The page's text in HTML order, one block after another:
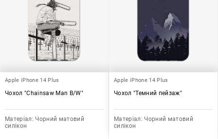
Apple iPhone 14 Plus
Чохол "Chainsaw Man B/W"
Матеріал: Чорний матовий
силікон
Apple iPhone 14 Plus
Чохол "Темний пейзаж"
Матеріал: Чорний матовий
силікон